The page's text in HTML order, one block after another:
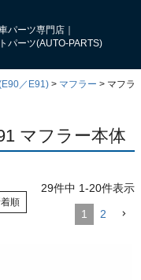
パーツ専門店｜
パーツ(AUTO-PARTS)
／E91) マフラー
マフラ
マフラー本体
順
29件中 1-20件表示
1 2